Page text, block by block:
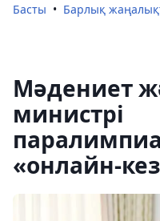
Басты Барлық
Мәдениет
министрі
«онлайн-